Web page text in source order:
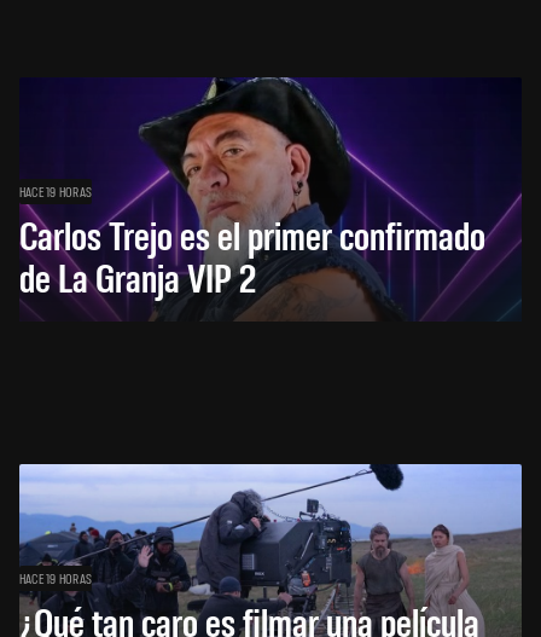
HACE 19 HORAS
Carlos Trejo es el primer confirmado
de La Granja VIP 2
HACE 19 HORAS
¿Qué tan caro es filmar una película